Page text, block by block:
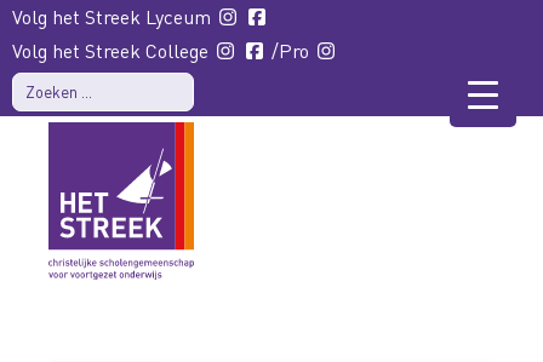
Volg het Streek College /Pro
Volg het Streek Lyceum